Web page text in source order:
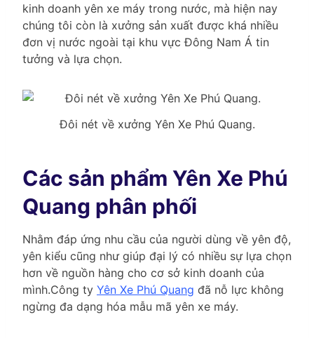
kinh doanh yên xe máy trong nước, mà hiện nay
chúng tôi còn là xưởng sản xuất được khá nhiều
đơn vị nước ngoài tại khu vực Đông Nam Á tin
tưởng và lựa chọn.
Đôi nét về xưởng Yên Xe Phú Quang.
Các sản phẩm Yên Xe Phú
Quang phân phối
Nhằm đáp ứng nhu cầu của người dùng về yên độ,
yên kiểu cũng như giúp đại lý có nhiều sự lựa chọn
hơn về nguồn hàng cho cơ sở kinh doanh của
mình.Công ty Yên Xe Phú Quang đã nỗ lực không
ngừng đa dạng hóa mẫu mã yên xe máy.